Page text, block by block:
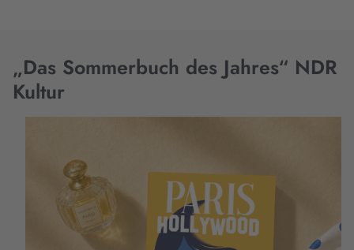
„Das Sommerbuch des Jahres“ NDR
Kultur